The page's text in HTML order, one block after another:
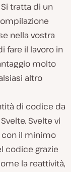
tratta di un
nella vostra
fare il lavoro in
molto
altro
di codice da
Svelte vi
il minimo
codice grazie
la reattività,